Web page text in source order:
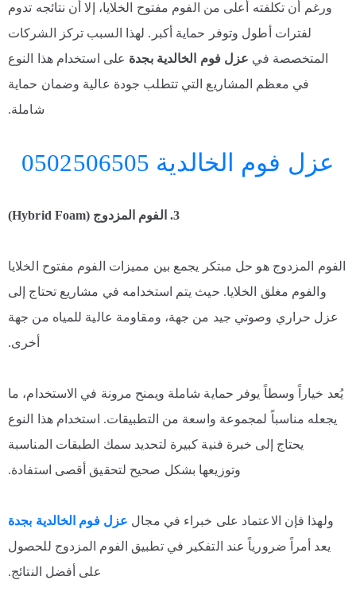
ورغم أن تكلفته أعلى من الفوم مفتوح الخلايا، إلا أن نتائجه تدوم
لفترات أطول وتوفر حماية أكبر. لهذا السبب تركز الشركات
المتخصصة في عزل فوم الخالدية بجدة على استخدام هذا النوع
في معظم المشاريع التي تتطلب جودة عالية وضمان حماية
شاملة.
عزل فوم الخالدية 0502506505
3. الفوم المزدوج (Hybrid Foam)
الفوم المزدوج هو حل مبتكر يجمع بين مميزات الفوم مفتوح الخلايا
والفوم مغلق الخلايا. حيث يتم استخدامه في مشاريع تحتاج إلى
عزل حراري وصوتي جيد من جهة، ومقاومة عالية للمياه من جهة
أخرى.
يُعد خياراً وسطاً يوفر حماية شاملة ويمنح مرونة في الاستخدام، ما
يجعله مناسباً لمجموعة واسعة من التطبيقات. استخدام هذا النوع
يحتاج إلى خبرة فنية كبيرة لتحديد سمك الطبقات المناسبة
وتوزيعها بشكل صحيح لتحقيق أقصى استفادة.
ولهذا فإن الاعتماد على خبراء في مجال عزل فوم الخالدية بجدة
يعد أمراً ضرورياً عند التفكير في تطبيق الفوم المزدوج للحصول
على أفضل النتائج.